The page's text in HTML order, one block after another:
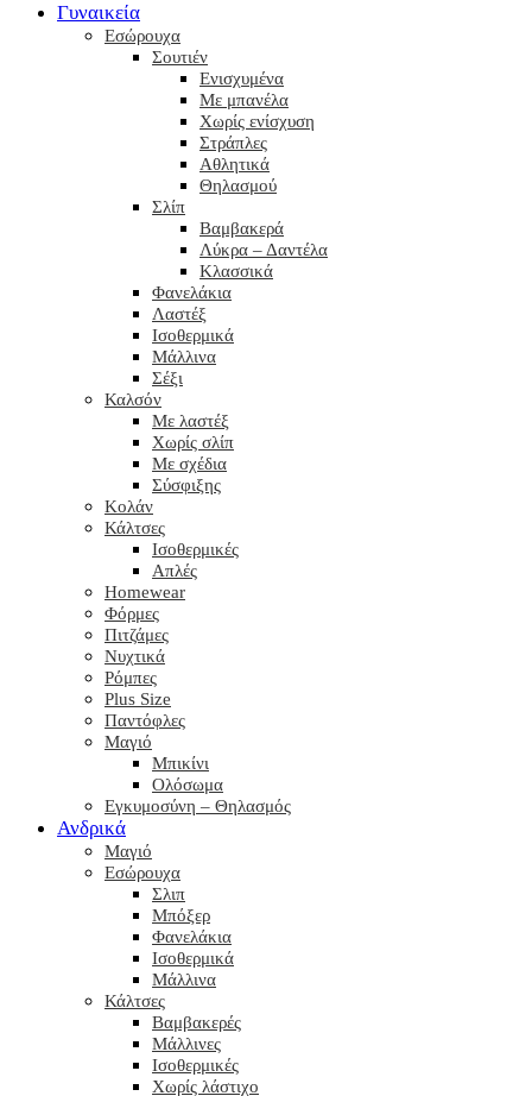
Γυναικεία
Εσώρουχα
Σουτιέν
Ενισχυμένα
Με μπανέλα
Χωρίς ενίσχυση
Στράπλες
Αθλητικά
Θηλασμού
Σλίπ
Βαμβακερά
Λύκρα – Δαντέλα
Κλασσικά
Φανελάκια
Λαστέξ
Ισοθερμικά
Μάλλινα
Σέξι
Καλσόν
Με λαστέξ
Χωρίς σλίπ
Με σχέδια
Σύσφιξης
Κολάν
Κάλτσες
Ισοθερμικές
Απλές
Homewear
Φόρμες
Πιτζάμες
Νυχτικά
Ρόμπες
Plus Size
Παντόφλες
Μαγιό
Μπικίνι
Ολόσωμα
Εγκυμοσύνη – Θηλασμός
Ανδρικά
Μαγιό
Εσώρουχα
Σλιπ
Μπόξερ
Φανελάκια
Ισοθερμικά
Μάλλινα
Κάλτσες
Βαμβακερές
Μάλλινες
Ισοθερμικές
Χωρίς λάστιχο